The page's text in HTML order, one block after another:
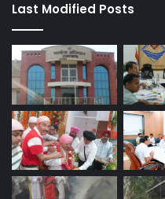
Last Modified Posts